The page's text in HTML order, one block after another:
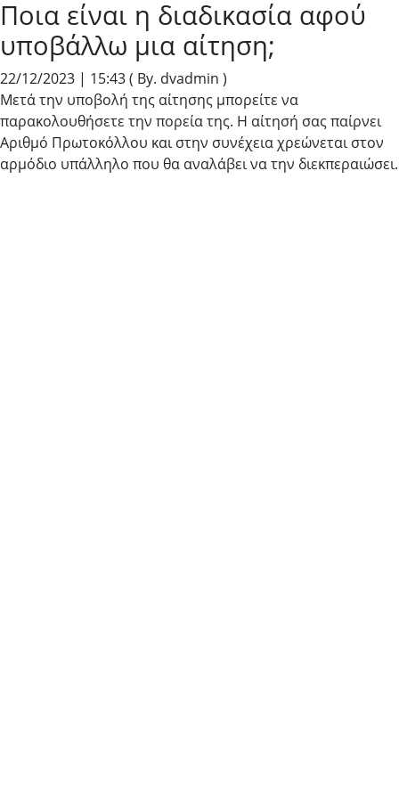
Ποια είναι η διαδικασία αφού
υποβάλλω μια αίτηση;
22/12/2023 | 15:43( By. dvadmin )
Μετά την υποβολή της αίτησης μπορείτε να
παρακολουθήσετε την πορεία της. Η αίτησή σας παίρνει
Αριθμό Πρωτοκόλλου και στην συνέχεια χρεώνεται στον
αρμόδιο υπάλληλο που θα αναλάβει να την διεκπεραιώσει.